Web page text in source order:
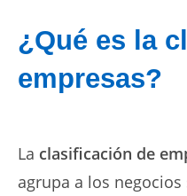
¿Qué es la
empresas?
La clasificación de
agrupa a los